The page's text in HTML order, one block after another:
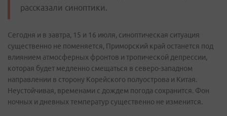
рассказали синоптики.
Сегодня и в завтра, 15 и 16 июля, синоптическая ситуация
существенно не поменяется, Приморский край останется под
влиянием атмосферных фронтов и тропической депрессии,
которая будет медленно смещаться в северо-западном
направлении в сторону Корейского полуострова и Китая.
Неустойчивая, временами с дождем погода сохранится. Фон
ночных и дневных температур существенно не изменится.